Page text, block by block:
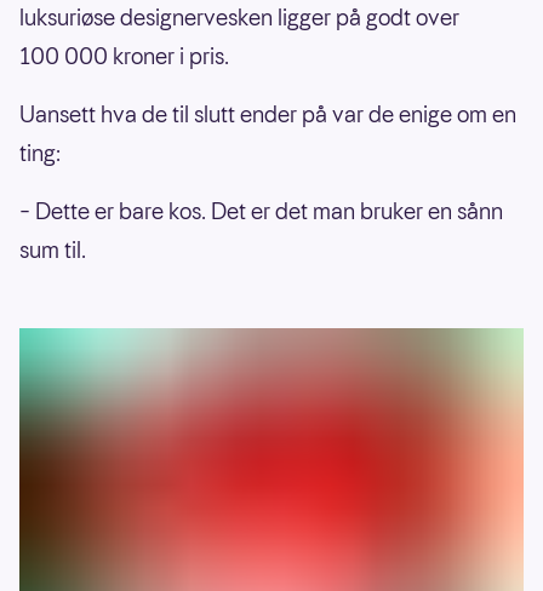
luksuriøse designervesken ligger på godt over
100 000 kroner i pris.
Uansett hva de til slutt ender på var de enige om en
ting:
– Dette er bare kos. Det er det man bruker en sånn
sum til.